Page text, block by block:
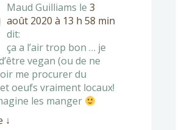
Maud Guilliams le 3
août 2020 à 13 h 58 min
dit:
ça a l’air trop bon … je
vegan (ou de ne
me procurer du
oeufs vraiment locaux!
les manger
↓